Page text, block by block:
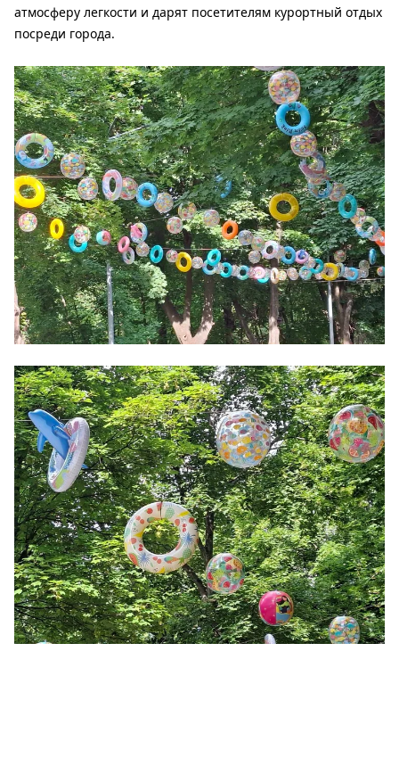
атмосферу легкости и дарят посетителям курортный отдых
посреди города.